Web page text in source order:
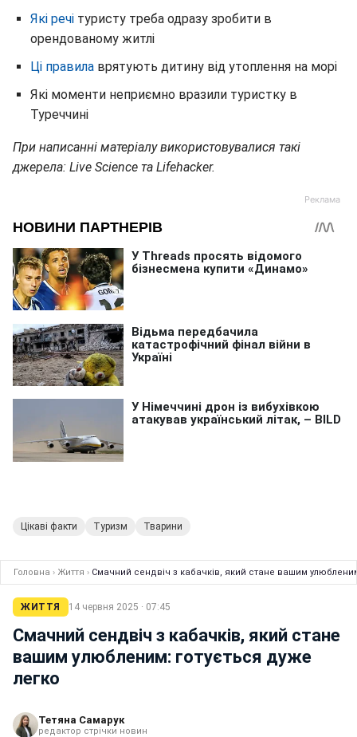
Які речі туристу треба одразу зробити в
орендованому житлі
Ці правила врятують дитину від утоплення на морі
Які моменти неприємно вразили туристку в
Туреччині
При написанні матеріалу використовувалися такі
джерела: Live Science та Lifehacker.
Цікаві факти Туризм Тварини
Головна › Життя › Смачний сендвіч з кабачків, який стане вашим
ЖИТТЯ 14 червня 2025 · 07:45
Смачний сендвіч з кабачків, який стане
вашим улюбленим: готується дуже
легко
Тетяна Самарук
редактор стрічки новин